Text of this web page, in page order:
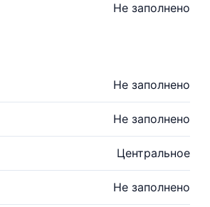
Не заполнено
Не заполнено
Не заполнено
Центральное
Не заполнено